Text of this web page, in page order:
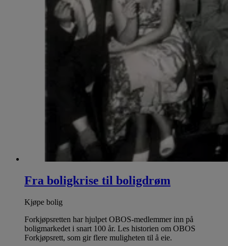
Fra boligkrise til boligdrøm
Kjøpe bolig
Forkjøpsretten har hjulpet OBOS-medlemmer inn på
boligmarkedet i snart 100 år. Les historien om OBOS
Forkjøpsrett, som gir flere muligheten til å eie.